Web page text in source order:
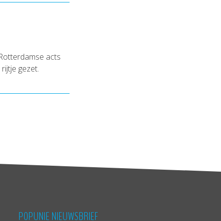
acts
gezet.
POPUNIE NIEUWSBRIEF